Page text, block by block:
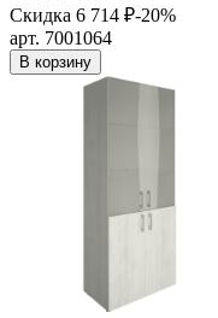
Скидка 6 714 ₽-20%
арт. 7001064
В корзину